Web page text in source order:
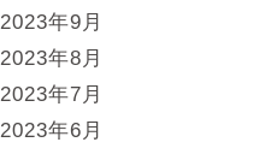
2023年9月
2023年8月
2023年7月
2023年6月